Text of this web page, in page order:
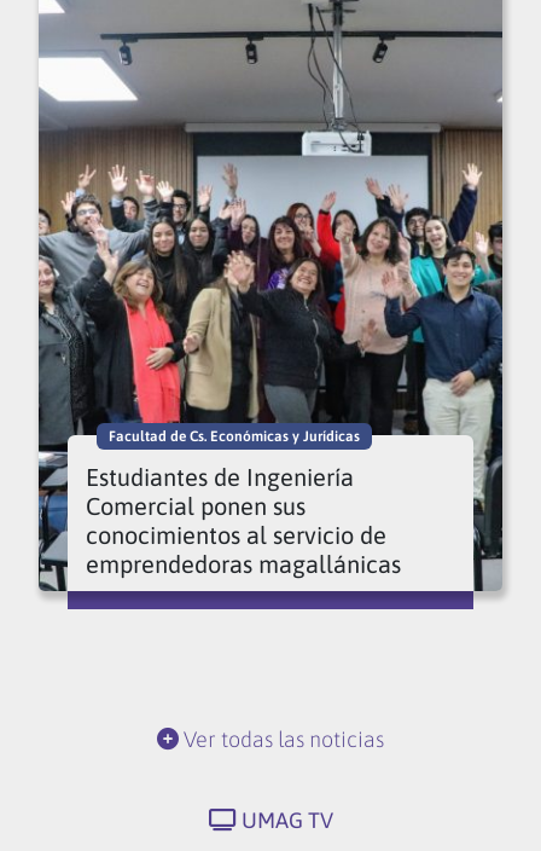
Facultad de Cs. Económicas y Jurídicas
Estudiantes de Ingeniería
Comercial ponen sus
conocimientos al servicio de
emprendedoras magallánicas
Ver todas las noticias
UMAG TV